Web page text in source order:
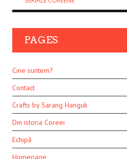
PAGES
Cine suntem?
Contact
Crafts by Sarang Hanguk
Din istoria Coreei
Echipă
Homepage